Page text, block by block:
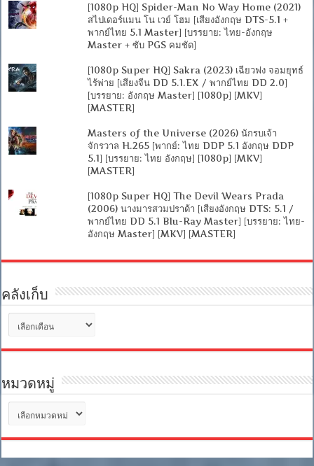
[1080p HQ] Spider-Man No Way Home (2021)
สไปเดอร์แมน โน เวย์ โฮม [เสียงอังกฤษ DTS-5.1 +
พากย์ไทย 5.1 Master] [บรรยาย: ไทย-อังกฤษ
Master + ซับ PGS คมชัด]
[1080p Super HQ] Sakra (2023) เฉียวฟง จอมยุทธ์
ไร้พ่าย [เสียงจีน DD 5.1.EX / พากย์ไทย DD 2.0]
[บรรยาย: อังกฤษ Master] [1080p] [MKV]
[MASTER]
Masters of the Universe (2026) นักรบเจ้า
จักรวาล H.265 [พากย์: ไทย DDP 5.1 อังกฤษ DDP
5.1] [บรรยาย: ไทย อังกฤษ] [1080p] [MKV]
[MASTER]
[1080p Super HQ] The Devil Wears Prada
(2006) นางมารสวมปราด้า [เสียงอังกฤษ DTS: 5.1 /
พากย์ไทย DD 5.1 Blu-Ray Master] [บรรยาย: ไทย-
อังกฤษ Master] [MKV] [MASTER]
คลังเก็บ
เก็บ
หมวดหมู่
หมู่